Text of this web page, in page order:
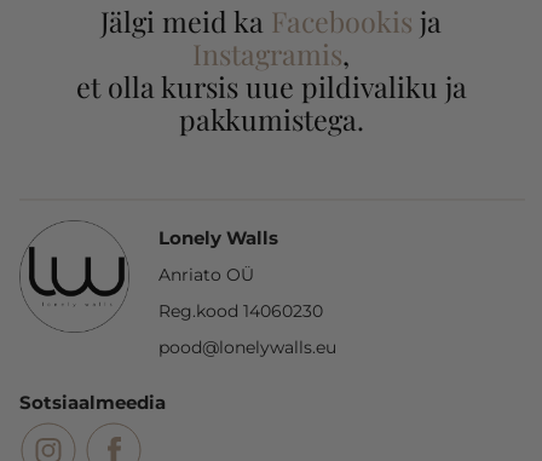
Jälgi meid ka Facebookis ja
Instagramis,
et olla kursis uue pildivaliku ja
pakkumistega.
Lonely Walls
Anriato OÜ
Reg.kood 14060230
pood@lonelywalls.eu
Sotsiaalmeedia